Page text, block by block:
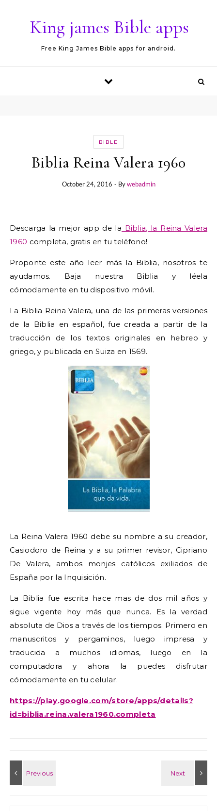
King james Bible apps
Free King James Bible apps for android.
BIBLE
Biblia Reina Valera 1960
October 24, 2016 - Bywebadmin
Descarga la mejor app de la Biblia, la Reina Valera
1960 completa, gratis en tu teléfono!
Proponte este año leer más la Biblia, nosotros te
ayudamos. Baja nuestra Biblia y léela
cómodamente en tu dispositivo móvil.
La Biblia Reina Valera, una de las primeras versiones
de la Biblia en español, fue creada a partir de la
traducción de los textos originales en hebreo y
griego, y publicada en Suiza en 1569.
La Reina Valera 1960 debe su nombre a su creador,
Casiodoro de Reina y a su primer revisor, Cipriano
De Valera, ambos monjes católicos exiliados de
España por la Inquisición.
La Biblia fue escrita hace mas de dos mil años y
sigue vigente hoy más que nunca. Es la verdad
absoluta de Dios a través de los tiempos. Primero en
manuscritos y pergaminos, luego impresa y
traducida a muchos idiomas, luego en la
computadora y ahora la puedes disfrutar
cómodamente en tu celular.
https://play.google.com/store/apps/details?
id=biblia.reina.valera1960.completa